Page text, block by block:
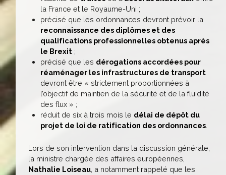
la France et le Royaume-Uni ;
précisé que les ordonnances devront prévoir la
reconnaissance des diplômes et des
qualifications professionnelles obtenus après
le Brexit ;
précisé que les dérogations accordées pour
réaménager les infrastructures de transport
devront être « strictement proportionnées à
l’objectif de maintien de la sécurité et de la fluidité
des flux » ;
réduit de six à trois mois le délai de dépôt du
projet de loi de ratification des ordonnances
Lors de son intervention dans la discussion générale,
la ministre chargée des affaires européennes,
Nathalie Loiseau , a notamment rappelé que les